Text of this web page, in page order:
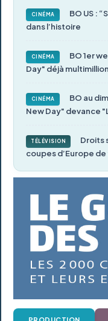
CINÉMA
BO US :
dans l’histoire
CINÉMA
BO 1er
Day" déjà
CINÉMA
BO au
New Day" devance
TÉLÉVISION
Droits
coupes d’Europe
PRODUCTION